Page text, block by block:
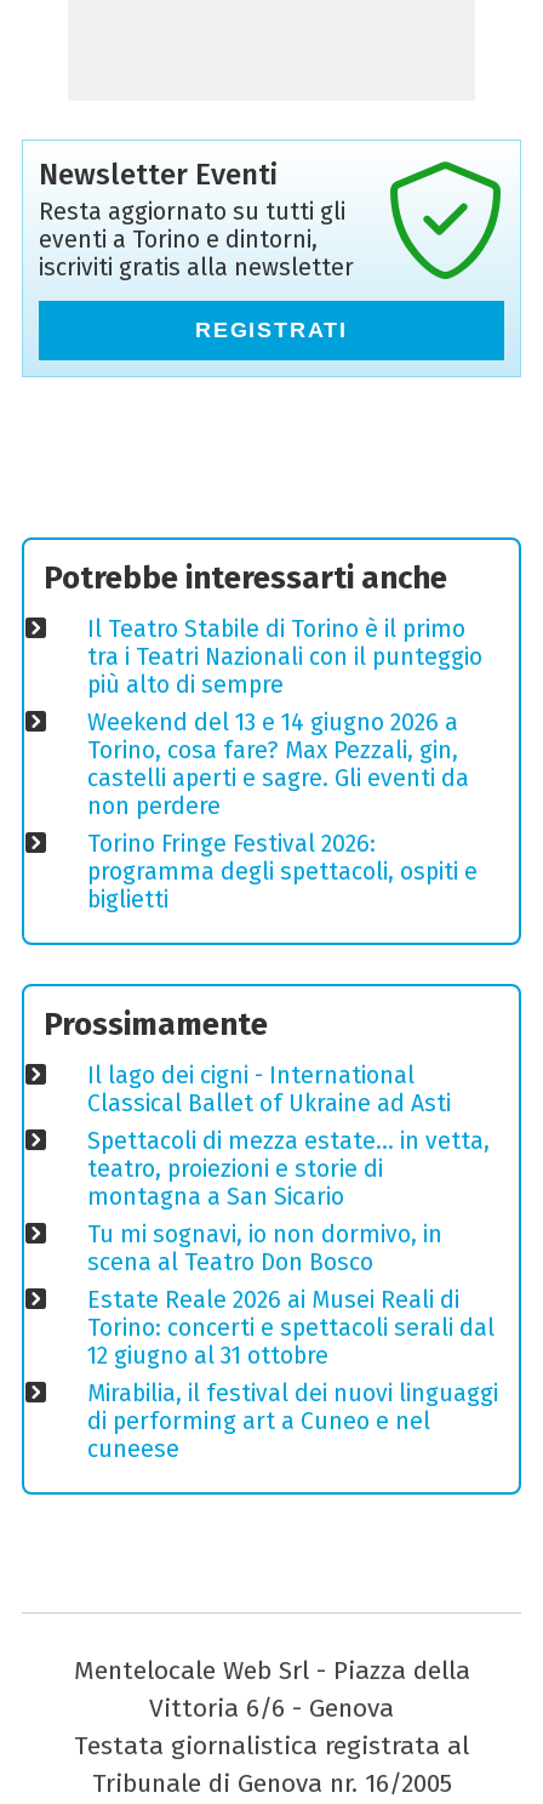
Newsletter Eventi
Resta aggiornato su tutti gli
eventi a Torino e dintorni,
iscriviti gratis alla newsletter
REGISTRATI
Potrebbe interessarti anche
Il Teatro Stabile di Torino è il primo
tra i Teatri Nazionali con il punteggio
più alto di sempre
Weekend del 13 e 14 giugno 2026 a
Torino, cosa fare? Max Pezzali, gin,
castelli aperti e sagre. Gli eventi da
non perdere
Torino Fringe Festival 2026:
programma degli spettacoli, ospiti e
biglietti
Prossimamente
Il lago dei cigni - International
Classical Ballet of Ukraine ad Asti
Spettacoli di mezza estate… in vetta,
teatro, proiezioni e storie di
montagna a San Sicario
Tu mi sognavi, io non dormivo, in
scena al Teatro Don Bosco
Estate Reale 2026 ai Musei Reali di
Torino: concerti e spettacoli serali dal
12 giugno al 31 ottobre
Mirabilia, il festival dei nuovi linguaggi
di performing art a Cuneo e nel
cuneese
Mentelocale Web Srl - Piazza della
Vittoria 6/6 - Genova
Testata giornalistica registrata al
Tribunale di Genova nr. 16/2005